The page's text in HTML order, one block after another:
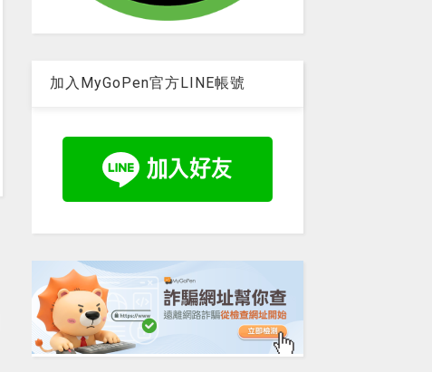
加入MyGoPen官方LINE帳號